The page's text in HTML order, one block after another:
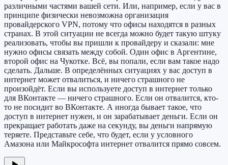
различными частями вашей сети. Или, например, если у вас в
принципе физически невозможна организация
провайдерского VPN, потому что офисы находятся в разных
странах. В этой ситуации не всегда можно будет такую штуку
реализовать, чтобы вы пришли к провайдеру и сказали: мне
нужно офисы связать между собой. Один офис в Аргентине,
второй офис на Чукотке. Всё, вы попали, если вам такое надо
сделать. Дальше. В определённых ситуациях у вас доступ в
интернет может отвалиться, и ничего страшного не
произойдёт. Если вы используете доступ в интернет только
для ВКонтакте — ничего страшного. Если он отвалится, кто-
то не посидит во ВКонтакте. А иногда бывает такое, что
доступ в интернет нужен, и он зарабатывает деньги. Если он
прекращает работать даже на секунду, вы деньги напрямую
теряете. Представьте себе, что будет, если у условного
Амазона или Майкрософта интернет отвалится прямо совсем.